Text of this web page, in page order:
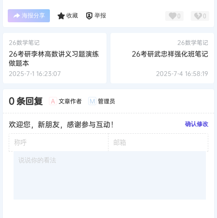
海报分享 收藏 举报 0 0
26数学笔记
26考研李林高数讲义习题演练
做题本
2025-7-1 16:23:07
26数学笔记
26考研武忠祥强化班笔记
2025-7-4 16:58:19
0 条回复 A 文章作者 M 管理员
欢迎您，新朋友，感谢参与互动！ 确认修改